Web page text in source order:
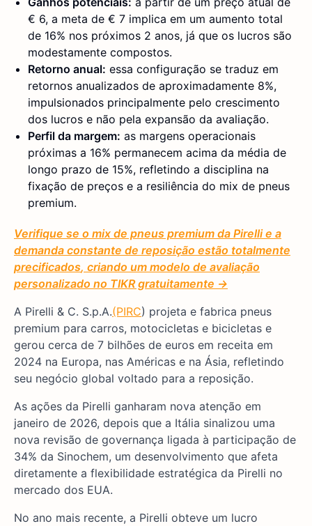
€ 6, a meta de € 7 implica em um aumento total
de 16% nos próximos 2 anos, já que os lucros são
modestamente compostos.
Retorno anual: essa configuração se traduz em
retornos anualizados de aproximadamente 8%,
impulsionados principalmente pelo crescimento
dos lucros e não pela expansão da avaliação.
Perfil da margem: as margens operacionais
próximas a 16% permanecem acima da média de
longo prazo de 15%, refletindo a disciplina na
fixação de preços e a resiliência do mix de pneus
premium.
Verifique se o mix de pneus premium da Pirelli e a
demanda constante de reposição estão totalmente
precificados, criando um modelo de avaliação
personalizado no TIKR gratuitamente →
A Pirelli & C. S.p.A.(PIRC) projeta e fabrica pneus
premium para carros, motocicletas e bicicletas e
gerou cerca de 7 bilhões de euros em receita em
2024 na Europa, nas Américas e na Ásia, refletindo
seu negócio global voltado para a reposição.
As ações da Pirelli ganharam nova atenção em
janeiro de 2026, depois que a Itália sinalizou uma
nova revisão de governança ligada à participação de
34% da Sinochem, um desenvolvimento que afeta
diretamente a flexibilidade estratégica da Pirelli no
mercado dos EUA.
No ano mais recente, a Pirelli obteve um lucro